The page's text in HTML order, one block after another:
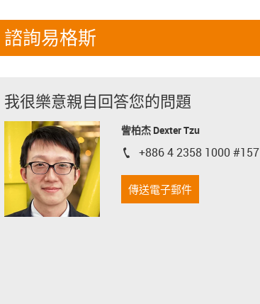
諮詢易格斯
我很樂意親自回答您的問題
訾柏杰 Dexter Tzu
igus-icon-phone
+886 4 2358 1000 #157
傳送電子郵件